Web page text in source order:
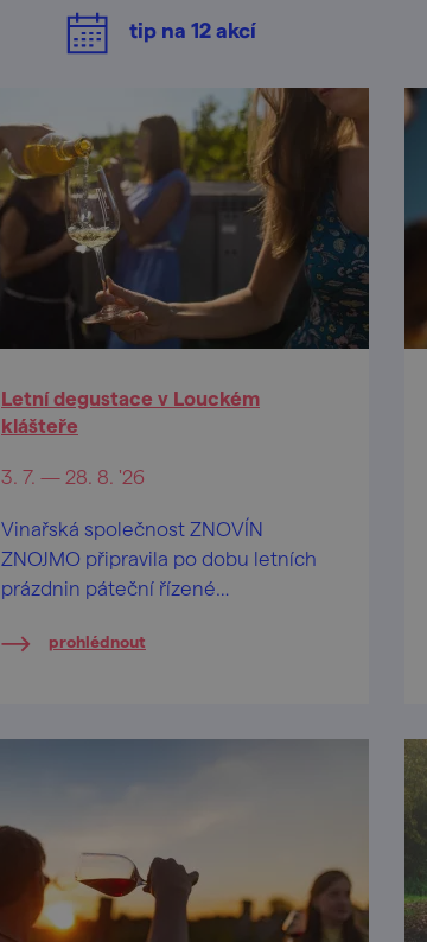
tip na 12akcí
Letní degustace v Louckém
klášteře
3. 7. — 28. 8. '26
Vinařská společnost ZNOVÍN
ZNOJMO připravila po dobu letních
prázdnin páteční řízené
barokního Louckého kláštera ve
prohlédnout